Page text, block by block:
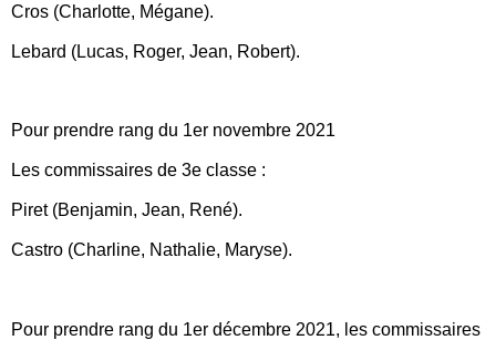
Cros (Charlotte, Mégane).
Lebard (Lucas, Roger, Jean, Robert).
Pour prendre rang du 1er novembre 2021
Les commissaires de 3e classe :
Piret (Benjamin, Jean, René).
Castro (Charline, Nathalie, Maryse).
Pour prendre rang du 1er décembre 2021, les commissaires